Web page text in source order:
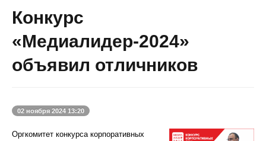
Конкурс
«Медиалидер-2024»
объявил отличников
02 ноября 2024 13:20
Оргкомитет конкурса корпоративных